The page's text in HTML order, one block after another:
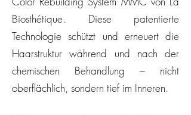
Biosthétique. Diese patentierte
Technologie schützt und erneuert die
Haarstruktur während und nach der
chemischen Behandlung – nicht
oberflächlich, sondern tief im Inneren.